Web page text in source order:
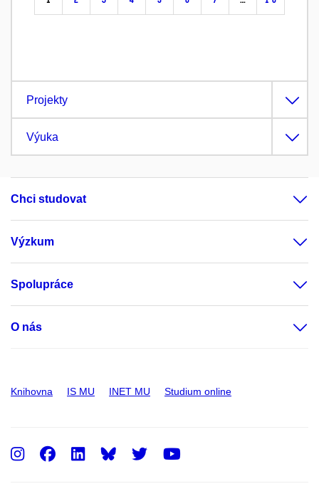
Projekty
Výuka
Chci studovat
Výzkum
Spolupráce
O nás
Knihovna IS MU INET MU Studium online
Instagram
Facebook
LinkedInTwitter